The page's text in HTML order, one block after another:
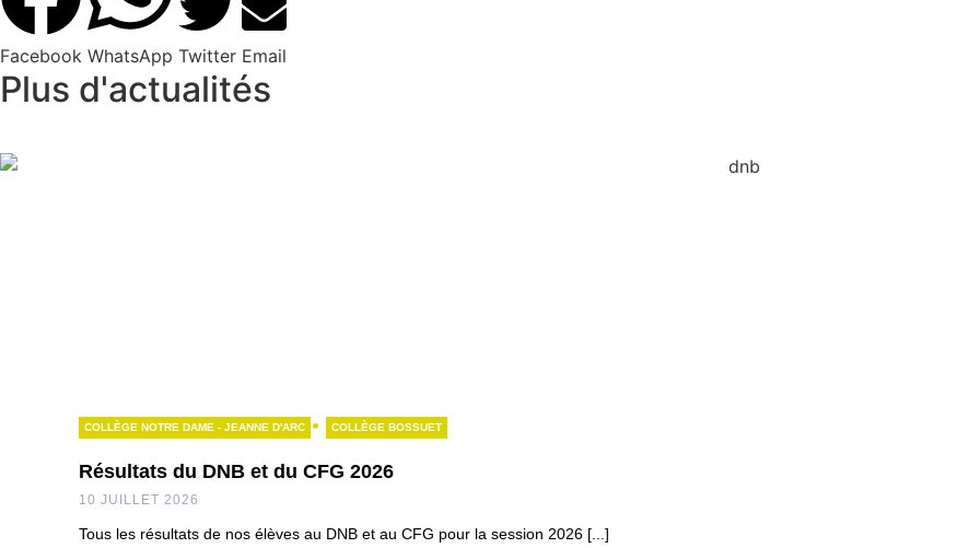
Facebook WhatsApp Twitter Email
Plus d'actualités
COLLÈGE NOTRE DAME - JEANNE D'ARC • COLLÈGE BOSSUET
Résultats du DNB et du CFG 2026
10 JUILLET 2026
Tous les résultats de nos élèves au DNB et au CFG pour la session 2026 [...]